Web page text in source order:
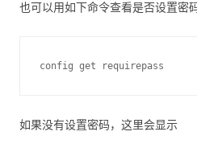
也可以用如下命令查看是否设置密
如果没有设置密码，这里会显示